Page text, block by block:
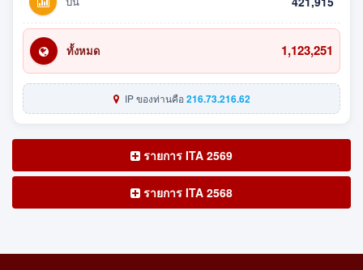
ทั้งหมด 1,123,251
IP ของท่านคือ216.73.216.62
รายการ ITA 2569
รายการ ITA 2568